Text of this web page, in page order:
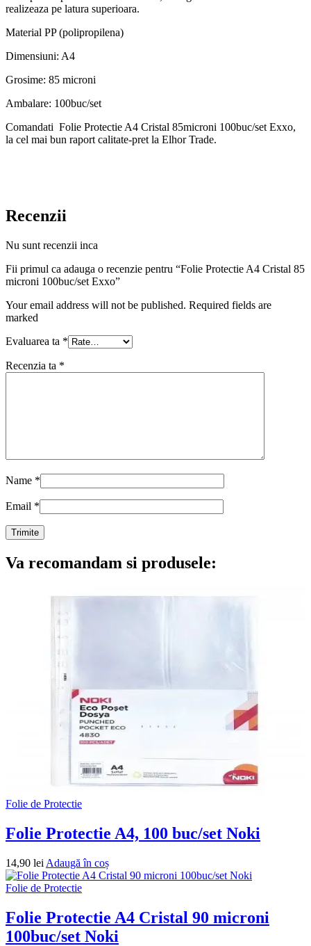
realizeaza pe latura superioara.
Material PP (polipropilena)
Dimensiuni: A4
Grosime: 85 microni
Ambalare: 100buc/set
Comandati Folie Protectie A4 Cristal 85microni 100buc/set Exxo,
la cel mai bun raport calitate-pret la Elhor Trade.
Recenzii
Nu sunt recenzii inca
Fii primul ca adauga o recenzie pentru “Folie Protectie A4 Cristal 85
microni 100buc/set Exxo”
Your email address will not be published. Required fields are
marked
Evaluarea ta *
Recenzia ta *
Name *
Email *
Va recomandam si produsele:
Folie de Protectie
Folie Protectie A4, 100 buc/set Noki
14,90 lei Adaugă în coș
Folie de Protectie
Folie Protectie A4 Cristal 90 microni
100buc/set Noki